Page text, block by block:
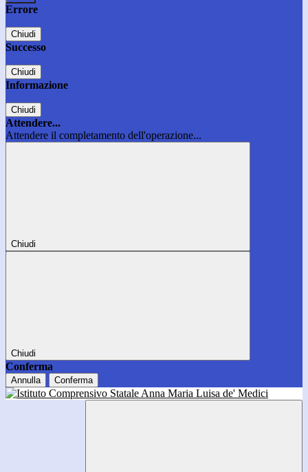
Errore
Chiudi
Successo
Chiudi
Informazione
Chiudi
Attendere...
Attendere il completamento dell'operazione...
Chiudi
Chiudi
Conferma
Annulla Conferma